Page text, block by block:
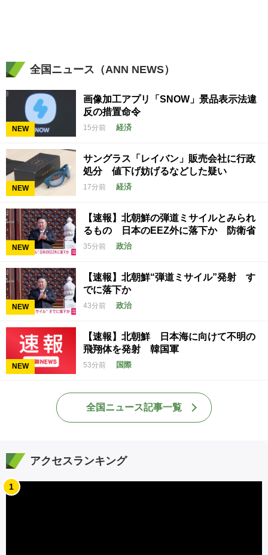
全国ニュース（ANN NEWS）
NEW
画像加工アプリ「SNOW」景品表示法違
反の措置命令
15分前 経済
NEW
サングラス「レイバン」販売会社に行政
処分 値下げ妨げるなどした疑い
17分前 経済
NEW
【速報】北朝鮮の弾道ミサイルとみられ
るもの 日本のEEZ外に落下か 防衛省
35分前 政治
NEW
【速報】北朝鮮“弾道ミサイル”発射 す
でに落下か
43分前 政治
NEW
【速報】北朝鮮 日本海に向けて不明の
飛翔体を発射 韓国軍
53分前 国際
全国ニュース記事一覧
アクセスランキング
1